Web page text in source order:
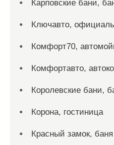
Карповские бани,
Ключавто,
Комфорт70,
Комфортавто,
Королевские бани,
Корона, гостиница
Красный замок, баня